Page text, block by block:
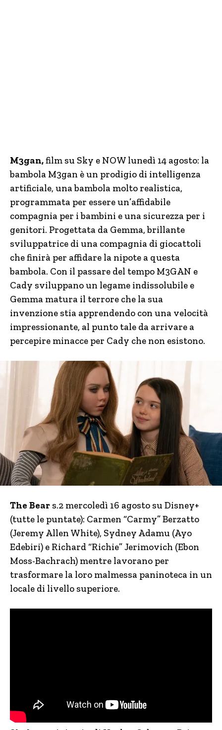
M3gan,film su Sky e NOW lunedì 14 agosto: la
bambola M3gan è un prodigio di intelligenza
artificiale, una bambola molto realistica,
programmata per essere un’affidabile
compagnia per i bambini e una sicurezza per i
genitori. Progettata da Gemma, brillante
sviluppatrice di una compagnia di giocattoli
che finirà per affidare la nipote a questa
bambola. Con il passare del tempo M3GAN e
Cady sviluppano un legame indissolubile e
Gemma matura il terrore che la sua
invenzione stia apprendendo con una velocità
impressionante, al punto tale da arrivare a
percepire minacce per Cady che non esistono.
The Bear s.2 mercoledì 16 agosto su Disney+
(tutte le puntate): Carmen “Carmy” Berzatto
(Jeremy Allen White), Sydney Adamu (Ayo
Edebiri) e Richard “Richie” Jerimovich (Ebon
Moss-Bachrach) mentre lavorano per
trasformare la loro malmessa paninoteca in un
locale di livello superiore.